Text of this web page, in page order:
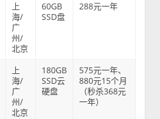
上
海/
广
州/
北京
60GB
SSD盘
288元一年
上
海/
广
州/
北京
180GB
SSD云
硬盘
575元一年、
880元15个月
（秒杀368元
一年）